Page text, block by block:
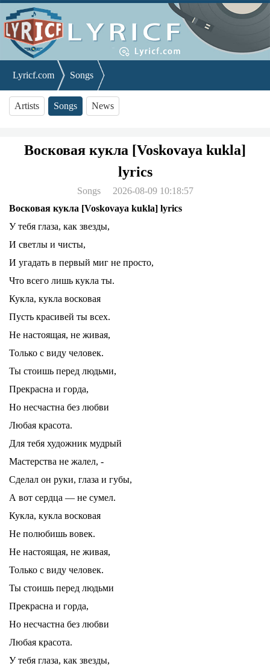
Lyricf.com Songs
Восковая кукла [Voskovaya kukla] lyrics
Artists Songs News
Восковая кукла [Voskovaya kukla]
lyrics
Songs
2026-08-09 10:18:57
Восковая кукла [Voskovaya kukla] lyrics
У тебя глаза, как звезды,
И светлы и чисты,
И угадать в первый миг не просто,
Что всего лишь кукла ты.
Кукла, кукла восковая
Пусть красивей ты всех.
Не настоящая, не живая,
Только с виду человек.
Ты стоишь перед людьми,
Прекрасна и горда,
Но несчастна без любви
Любая красота.
Для тебя художник мудрый
Мастерства не жалел, -
Сделал он руки, глаза и губы,
А вот сердца — не сумел.
Кукла, кукла восковая
Не полюбишь вовек.
Не настоящая, не живая,
Только с виду человек.
Ты стоишь перед людьми
Прекрасна и горда,
Но несчастна без любви
Любая красота.
У тебя глаза, как звезды,